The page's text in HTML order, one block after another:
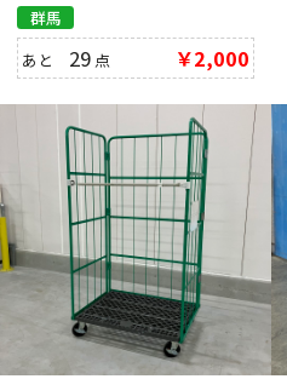
群馬
あと 29 点 ￥2,000